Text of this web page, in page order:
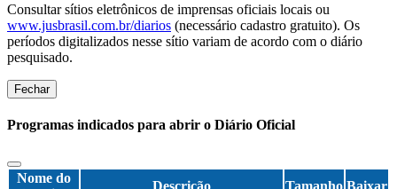
Consultar sítios eletrônicos de imprensas oficiais locais ou
www.jusbrasil.com.br/diarios (necessário cadastro gratuito). Os
períodos digitalizados nesse sítio variam de acordo com o diário
pesquisado.
Fechar
Programas indicados para abrir o Diário Oficial
Nome do